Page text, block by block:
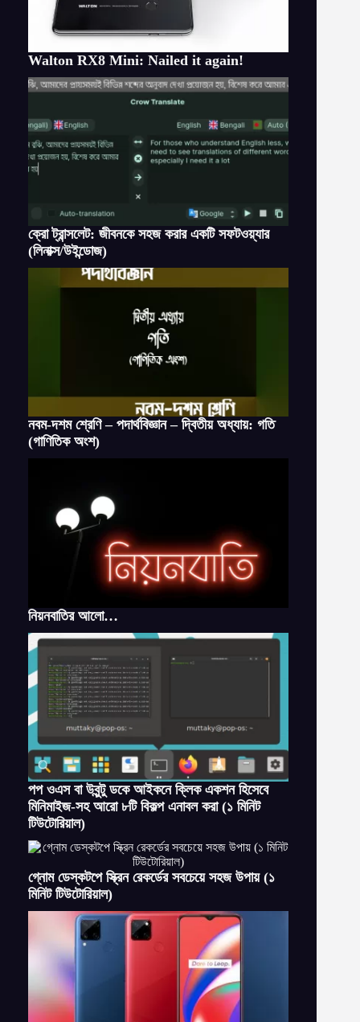
Walton RX8 Mini: Nailed it again!
ক্রো ট্রান্সলেট: জীবনকে সহজ করার একটি সফটওয়্যার
(লিনাক্স/উইন্ডোজ)
নবম-দশম শ্রেণি – পদার্থবিজ্ঞান – দ্বিতীয় অধ্যায়: গতি
(গাণিতিক অংশ)
নিয়নবাতির আলো…
পপ ওএস বা উবুন্টু ডকে আইকনে ক্লিক একশন হিসেবে
মিনিমাইজ-সহ আরো ৮টি বিকল্প এনাবল করা (১ মিনিট
টিউটোরিয়াল)
গ্নোম ডেস্কটপে স্ক্রিন রেকর্ডের সবচেয়ে সহজ উপায় (১
মিনিট টিউটোরিয়াল)